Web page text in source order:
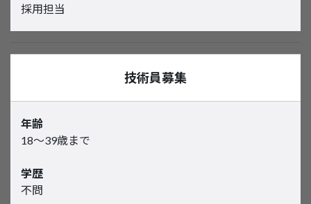
採用担当
技術員募集
年齢
18～39歳まで
学歴
不問